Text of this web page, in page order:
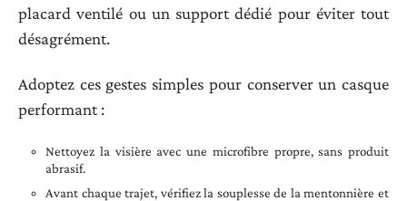
placard ventilé ou un support dédié pour éviter tout
désagrément.
Adoptez ces gestes simples pour conserver un casque
performant :
Nettoyez la visière avec une microfibre propre, sans produit
abrasif.
Avant chaque trajet, vérifiez la souplesse de la mentonnière et